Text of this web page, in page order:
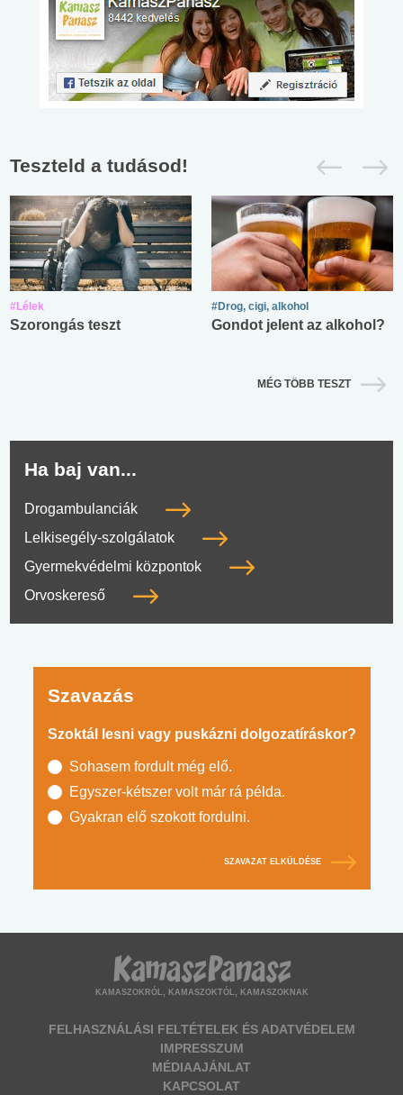
Teszteld a tudásod!
#Lélek
Szorongás teszt
#Drog, cigi, alkohol
Gondot jelent az alkohol?
MÉG TÖBB TESZT
Ha baj van...
Drogambulanciák
Lelkisegély-szolgálatok
Gyermekvédelmi központok
Orvoskereső
Szavazás
Szoktál lesni vagy puskázni dolgozatíráskor?
Sohasem fordult még elő.
Egyszer-kétszer volt már rá példa.
Gyakran elő szokott fordulni.
SZAVAZAT ELKÜLDÉSE
KAMASZOKRÓL, KAMASZOKTÓL, KAMASZOKNAK
FELHASZNÁLÁSI FELTÉTELEK ÉS ADATVÉDELEM
IMPRESSZUM
MÉDIAAJÁNLAT
KAPCSOLAT